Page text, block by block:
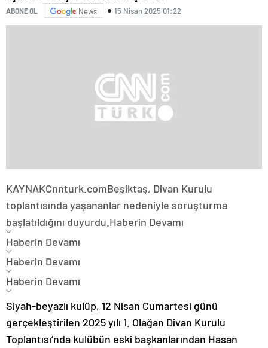
ABONE OL News 15 Nisan 2025 01:22
KAYNAKCnnturk.comBeşiktaş, Divan Kurulu
toplantısında yaşananlar nedeniyle soruşturma
başlatıldığını duyurdu. Haberin Devamı
Haberin Devamı
Haberin Devamı
Haberin Devamı
Siyah-beyazlı kulüp, 12 Nisan Cumartesi günü
gerçekleştirilen 2025 yılı 1. Olağan Divan Kurulu
Toplantısı’nda kulübün eski başkanlarından Hasan